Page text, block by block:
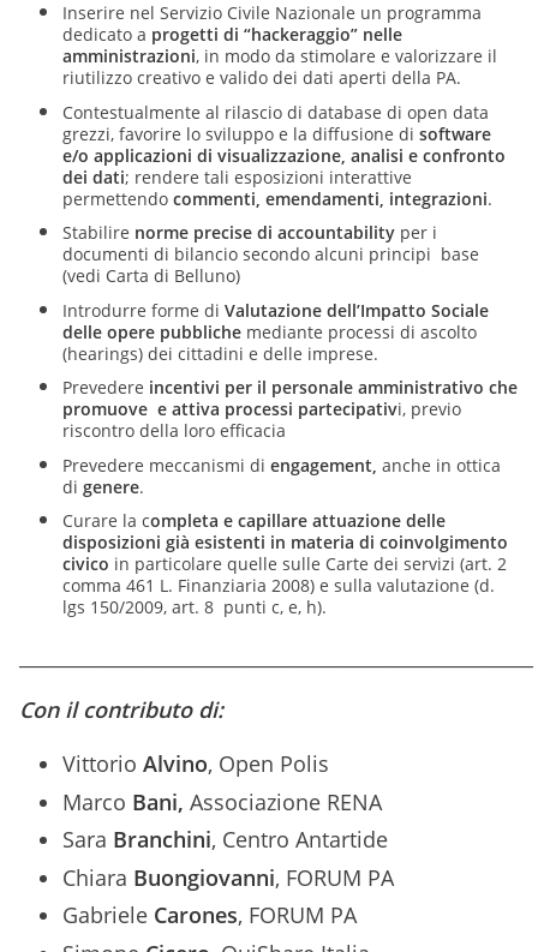
Inserire nel Servizio Civile Nazionale un programma
dedicato a progetti di “hackeraggio” nelle
amministrazioni, in modo da stimolare e valorizzare il
riutilizzo creativo e valido dei dati aperti della PA.
Contestualmente al rilascio di database di open data
grezzi, favorire lo sviluppo e la diffusione di software
e/o applicazioni di visualizzazione, analisi e confronto
dei dati; rendere tali esposizioni interattive
permettendo commenti, emendamenti, integrazioni.
Stabilire norme precise di accountability per i
documenti di bilancio secondo alcuni principi base
(vedi Carta di Belluno)
Introdurre forme di Valutazione dell’Impatto Sociale
delle opere pubbliche mediante processi di ascolto
(hearings) dei cittadini e delle imprese.
Prevedere incentivi per il personale amministrativo che
promuove e attiva processi partecipativi, previo
riscontro della loro efficacia
Prevedere meccanismi di engagement, anche in ottica
di genere.
Curare la completa e capillare attuazione delle
disposizioni già esistenti in materia di coinvolgimento
civico in particolare quelle sulle Carte dei servizi (art. 2
comma 461 L. Finanziaria 2008) e sulla valutazione (d.
lgs 150/2009, art. 8 punti c, e, h).
Con il contributo di:
Vittorio Alvino, Open Polis
Marco Bani, Associazione RENA
Sara Branchini, Centro Antartide
Chiara Buongiovanni, FORUM PA
Gabriele Carones, FORUM PA